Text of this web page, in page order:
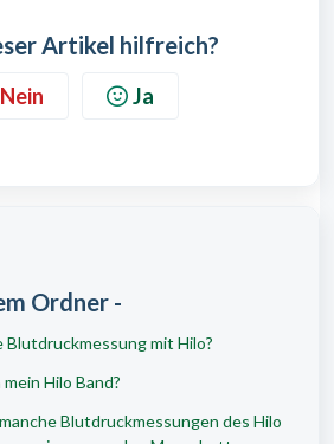
Artikel hilfreich?
Nein Ja
Ordner -
Blutdruckmessung mit Hilo?
Hilo Band?
Blutdruckmessungen des Hilo